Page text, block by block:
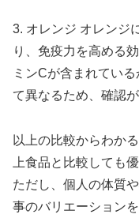
3. オレンジ オレンジ
り、免疫力を高める
ミンCが含まれてい
て異なるため、確認が
以上の比較からわか
上食品と比較しても
ただし、個人の体質
事のバリエーション